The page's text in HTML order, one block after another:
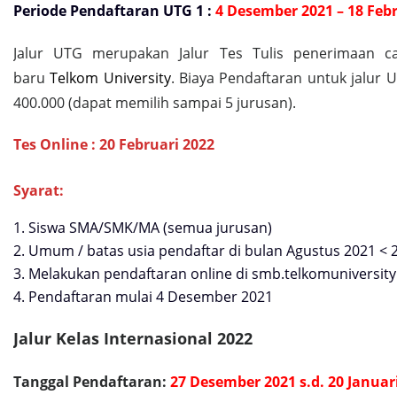
Periode Pendaftaran UTG 1 : 4 Desember 2021 – 18
Jalur UTG merupakan Jalur Tes Tulis penerimaan
baru Telkom University. Biaya Pendaftaran untuk jalur
400.000 (dapat memilih sampai 5 jurusan).
Tes Online : 20 Februari 2022
Syarat:
1. Siswa SMA/SMK/MA (semua jurusan)
2. Umum / batas usia pendaftar di bulan Agustus 2021 <
3. Melakukan pendaftaran online di
4. Pendaftaran mulai 4 Desember 2021
Jalur Kelas Internasional 2022
Tanggal Pendaftaran: 27 Desember 2021 s.d. 20